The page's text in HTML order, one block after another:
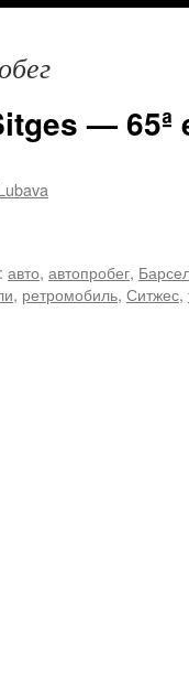
—
авто, автопробег,
, ретромобиль, Ситжес,